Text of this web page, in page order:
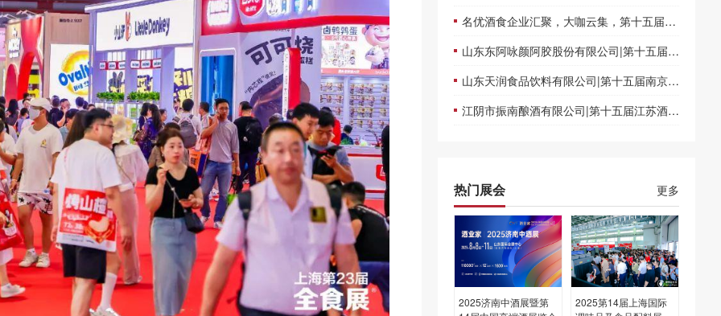
名优酒食企业汇聚，大咖云集，第十五届南京糖酒会即将开幕
山东东阿咏颜阿胶股份有限公司|第十五届南京食品饮料展览会
山东天润食品饮料有限公司|第十五届南京食品饮料展览会
江阴市振南酿酒有限公司|第十五届江苏酒博会
热门展会 更多
2025济南中酒展暨第
2025第14届上海国际